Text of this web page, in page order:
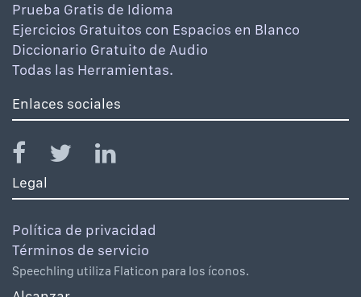
Prueba Gratis de Idioma
Ejercicios Gratuitos con Espacios en Blanco
Diccionario Gratuito de Audio
Todas las Herramientas.
Enlaces sociales
Legal
Política de privacidad
Términos de servicio
Speechling utiliza Flaticon para los íconos.